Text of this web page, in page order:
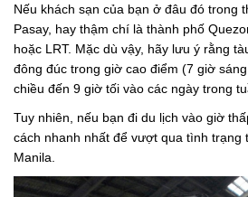
Nếu khách sạn của bạn ở đâu đó trong
Pasay, hay thậm chí là thành phố
hoặc LRT. Mặc dù vậy, hãy lưu ý rằng
đông đúc trong giờ cao điểm (7 giờ
chiều đến 9 giờ tối vào các ngày trong
Tuy nhiên, nếu bạn đi du lịch vào giờ
cách nhanh nhất để vượt qua tình trạng
Manila.